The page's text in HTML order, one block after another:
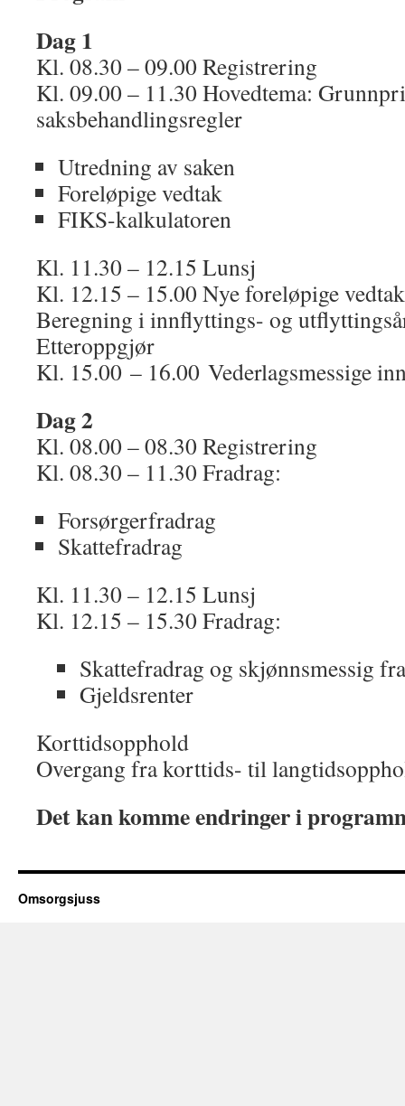
Dag 1
Kl. 08.30 – 09.00 Registrering
Kl. 09.00 – 11.30 Hovedtema:
saksbehandlingsregler
Utredning av saken
Foreløpige vedtak
FIKS-kalkulatoren
Kl. 11.30 – 12.15 Lunsj
Kl. 12.15 – 15.00 Nye foreløpige vedtak
Beregning i innflyttings- og
Etteroppgjør
Kl. 15.00 – 16.00 Vederlagsmessige
Dag 2
Kl. 08.00 – 08.30 Registrering
Kl. 08.30 – 11.30 Fradrag:
Forsørgerfradrag
Skattefradrag
Kl. 11.30 – 12.15 Lunsj
Kl. 12.15 – 15.30 Fradrag:
Skattefradrag og skjønnsmessig
Gjeldsrenter
Korttidsopphold
Overgang fra korttids- til
Det kan komme endringer i
Omsorgsjuss